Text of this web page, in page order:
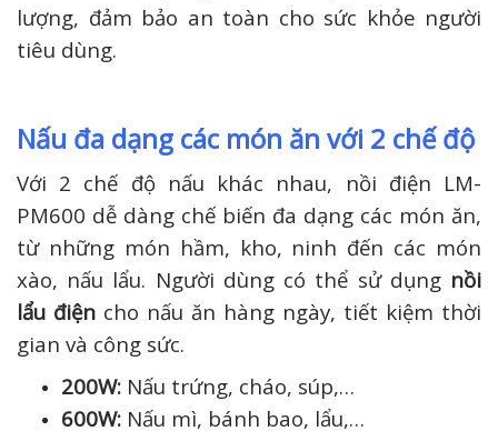
lượng, đảm bảo an toàn cho sức khỏe người
tiêu dùng.
Nấu đa dạng các món ăn với 2 chế độ
Với 2 chế độ nấu khác nhau, nồi điện LM-
PM600 dễ dàng chế biến đa dạng các món ăn,
từ những món hầm, kho, ninh đến các món
xào, nấu lẩu. Người dùng có thể sử dụng nồi
lẩu điện cho nấu ăn hàng ngày, tiết kiệm thời
gian và công sức.
200W: Nấu trứng, cháo, súp,…
600W: Nấu mì, bánh bao, lẩu,…